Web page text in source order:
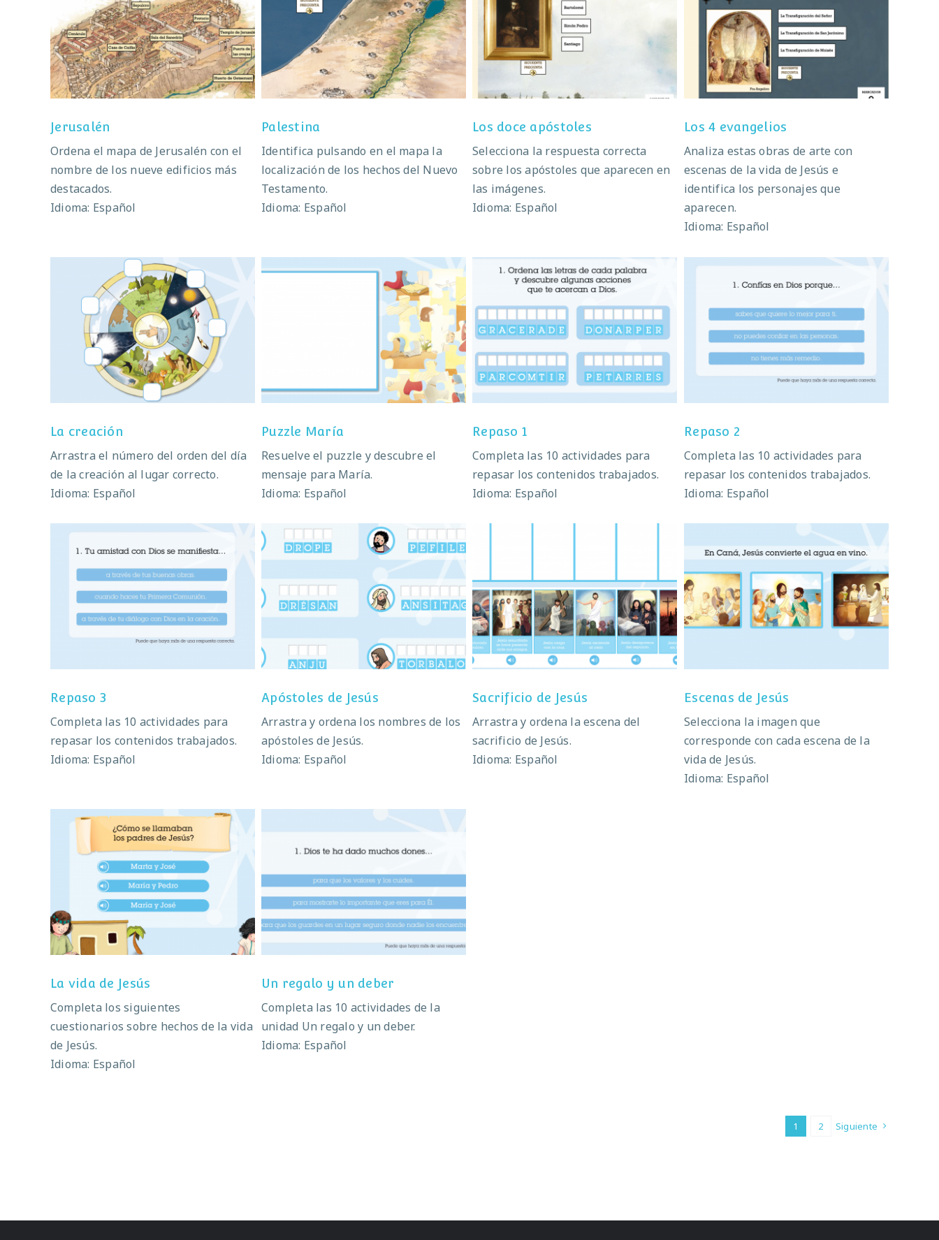
Jerusalén
Jerusalén
Ordena el mapa de Jerusalén con el
nombre de los nueve edificios más
destacados.
Idioma: Español
Palestina
Palestina
Identifica pulsando en el mapa la
localización de los hechos del Nuevo
Testamento.
Idioma: Español
Los doce apóstoles
Los doce apóstoles
Selecciona la respuesta correcta
sobre los apóstoles que aparecen en
las imágenes.
Idioma: Español
Los 4 evangelios
Los 4 evangelios
Analiza estas obras de arte con
escenas de la vida de Jesús e
identifica los personajes que
aparecen.
Idioma: Español
La creación
La creación
Arrastra el número del orden del día
de la creación al lugar correcto.
Idioma: Español
Puzzle María
Puzzle María
Resuelve el puzzle y descubre el
mensaje para María.
Idioma: Español
Repaso 1
Repaso 1
Completa las 10 actividades para
repasar los contenidos trabajados.
Idioma: Español
Repaso 2
Repaso 2
Completa las 10 actividades para
repasar los contenidos trabajados.
Idioma: Español
Repaso 3
Repaso 3
Completa las 10 actividades para
repasar los contenidos trabajados.
Idioma: Español
Apóstoles de Jesús
Apóstoles de Jesús
Arrastra y ordena los nombres de los
apóstoles de Jesús.
Idioma: Español
Sacrificio de Jesús
Sacrificio de Jesús
Arrastra y ordena la escena del
sacrificio de Jesús.
Idioma: Español
Escenas de Jesús
Escenas de Jesús
Selecciona la imagen que
corresponde con cada escena de la
vida de Jesús.
Idioma: Español
La vida de Jesús
La vida de Jesús
Completa los siguientes
cuestionarios sobre hechos de la vida
de Jesús.
Idioma: Español
Un regalo y un deber
Un regalo y un deber
Completa las 10 actividades de la
unidad Un regalo y un deber.
Idioma: Español
1 2 Siguiente